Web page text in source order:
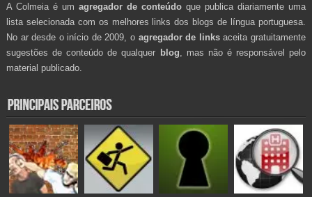
A Colmeia é um agregador de conteúdo que publica diariamente uma
lista selecionada com os melhores links dos blogs de língua portuguesa.
No ar desde o início de 2009, o agregador de linksaceita gratuitamente
sugestões de conteúdo de qualquer blog , mas não é responsável pelo
material publicado.